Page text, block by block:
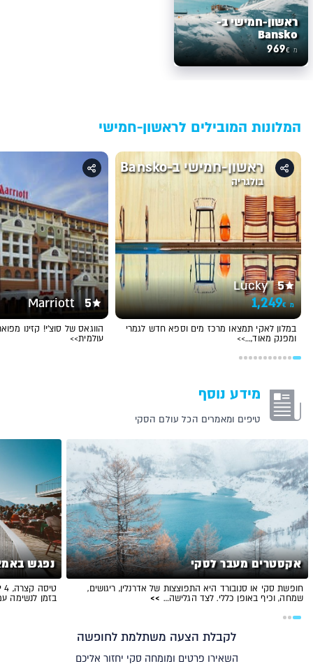
ראשון-חמישי ב-
Bansko
מ 969€
המלונות המובילים לראשון-חמישי
Lucky 5
מ 1,249€
ראשון-חמישי ב-Bansko
בולגריה
במלון לאקי תמצאו מרכז מים וספא חדש לגמרי
ומפנק מאוד,…>>
Marriott 5
הווגאס של סוצ'י! קזינו
עולמית>>
מידע נוסף
טיפים ומאמרים הכל עולם הסקי
אקסטרים מעבר לסקי
חופשת סקי או סנובורד היא התפוצצות של אדרנלין, ריגושים,
שמחה, וכיף באופן כללי. לצד הגלישה… >>
נפגש
בזמן לנשימה
לקבלת הצעה משתלמת לחופשה
השאירו פרטים ומומחה סקי יחזור אליכם